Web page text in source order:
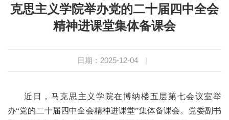
克思主义学院举办党的二十届四中全会
精神进课堂集体备课会
日期：2025-12-04 |
近日，马克思主义学院在博纳楼五层第七会议室举
办“党的二十届四中全会精神进课堂”集体备课会。党委副书